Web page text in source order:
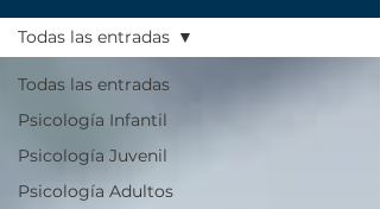
Todas las entradas
Psicología Infantil
Psicología Juvenil
Psicología Adultos
Todas las entradas